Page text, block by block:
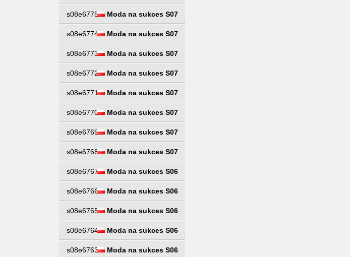
s08e6775 Moda na sukces S07
s08e6774 Moda na sukces S07
s08e6773 Moda na sukces S07
s08e6772 Moda na sukces S07
s08e6771 Moda na sukces S07
s08e6770 Moda na sukces S07
s08e6769 Moda na sukces S07
s08e6768 Moda na sukces S07
s08e6767 Moda na sukces S06
s08e6766 Moda na sukces S06
s08e6765 Moda na sukces S06
s08e6764 Moda na sukces S06
s08e6763 Moda na sukces S06